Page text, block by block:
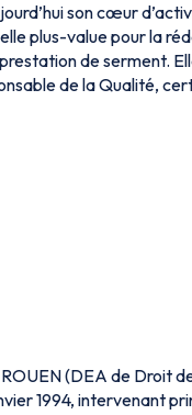
son cœur
plus-value pour la
de serment.
de la Qualité,
(DEA de Droit
1994, intervenant